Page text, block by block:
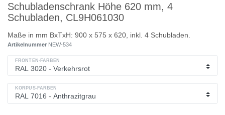
Schubladenschrank Höhe 620 mm, 4
Schubladen, CL9H061030
Maße in mm BxTxH: 900 x 575 x 620, inkl. 4 Schubladen.
Artikelnummer NEW-534
FRONTEN-FARBEN
KORPUS-FARBEN